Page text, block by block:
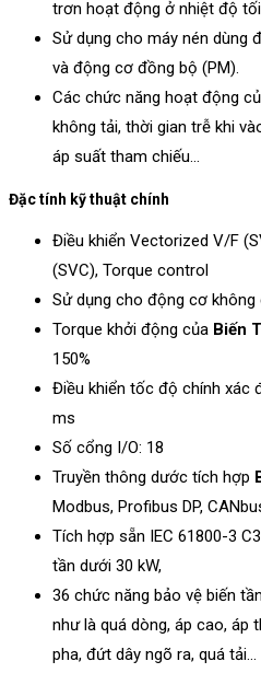
trơn hoạt động ở nhiệt độ
Sử dụng cho máy nén dùng
và động cơ đồng bộ (PM).
Các chức năng hoạt động
không tải, thời gian trễ khi
áp suất tham chiếu…
Đặc tính kỹ thuật chính
Điều khiển Vectorized V/F
(SVC), Torque control
Sử dụng cho động cơ
Torque khởi động của Biến
150%
Điều khiển tốc độ chính xác
ms
Số cổng I/O: 18
Truyền thông dước tích hợp
Modbus, Profibus DP,
Tích hợp sẵn IEC 61800-3
tần dưới 30 kW,
36 chức năng bảo vệ biến
như là quá dòng, áp cao, áp
pha, đứt dây ngõ ra, quá tải…